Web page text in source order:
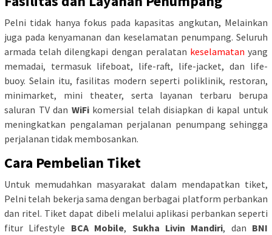
Pelni tidak hanya fokus pada kapasitas angkutan, Melainkan
juga pada kenyamanan dan keselamatan penumpang. Seluruh
armada telah dilengkapi dengan peralatan keselamatan yang
memadai, termasuk lifeboat, life-raft, life-jacket, dan life-
buoy. Selain itu, fasilitas modern seperti poliklinik, restoran,
minimarket, mini theater, serta layanan terbaru berupa
saluran TV dan WiFikomersial telah disiapkan di kapal untuk
meningkatkan pengalaman perjalanan penumpang sehingga
perjalanan tidak membosankan.
Cara Pembelian Tiket
Untuk memudahkan masyarakat dalam mendapatkan tiket,
Pelni telah bekerja sama dengan berbagai platform perbankan
dan ritel. Tiket dapat dibeli melalui aplikasi perbankan seperti
fitur Lifestyle BCA Mobile, Sukha Livin Mandiri, dan BNI